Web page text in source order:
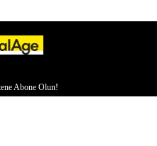
Abone Olun!